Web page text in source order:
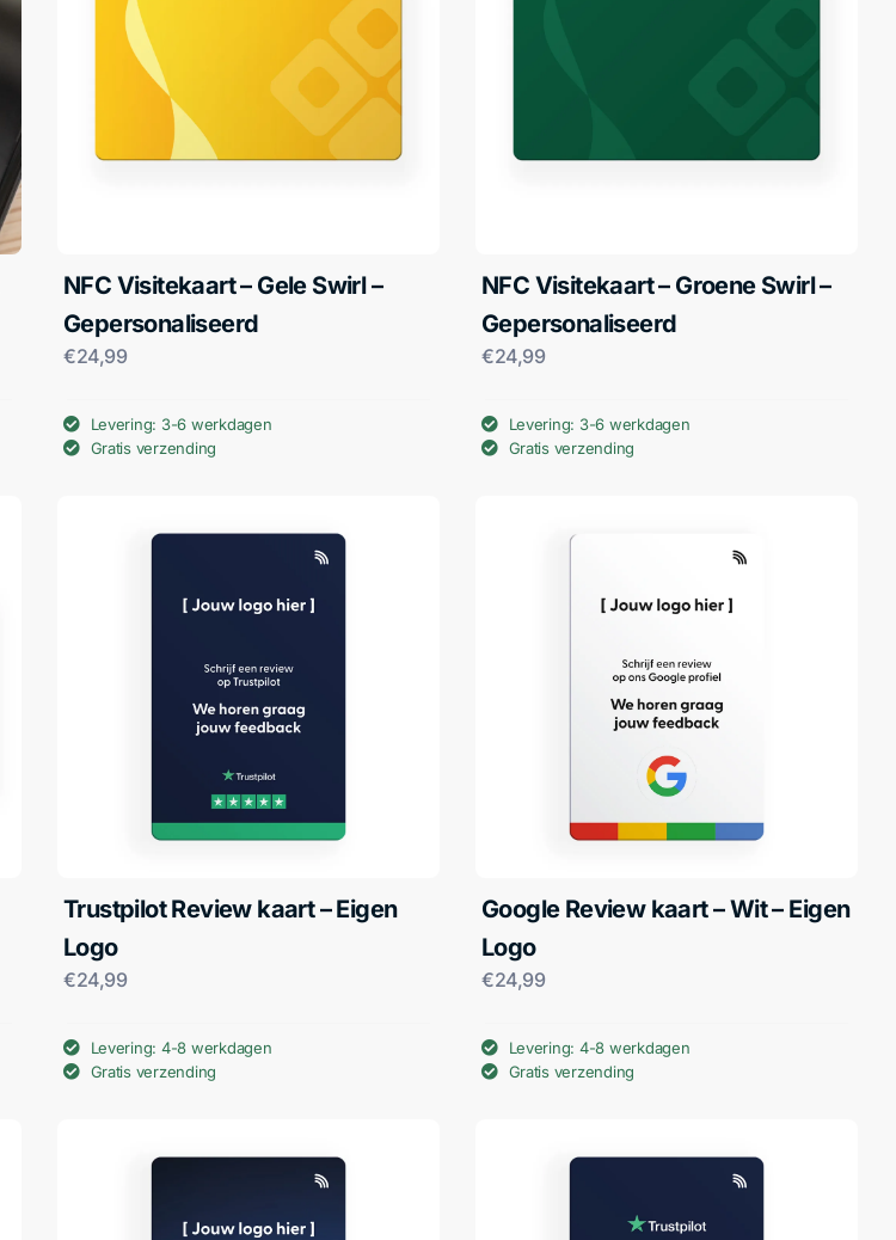
NFC Visitekaart – Gele Swirl –
Gepersonaliseerd
€24,99
Levering: 3-6 werkdagen
Gratis verzending
NFC Visitekaart – Groene Swirl –
Gepersonaliseerd
€24,99
Levering: 3-6 werkdagen
Gratis verzending
Trustpilot Review kaart – Eigen
Logo
€24,99
Levering: 4-8 werkdagen
Gratis verzending
Google Review kaart – Wit – Eigen
Logo
€24,99
Levering: 4-8 werkdagen
Gratis verzending